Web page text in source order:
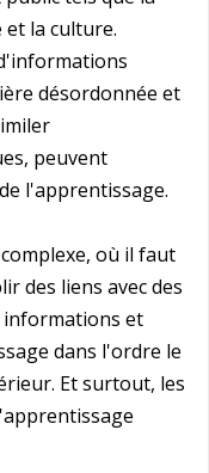
et la culture.
désordonnée et
peuvent
l'apprentissage.
où il faut
des liens avec des
informations et
dans l'ordre le
Et surtout, les